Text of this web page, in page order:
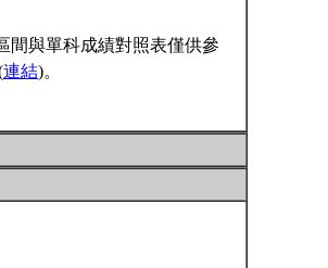
間與單科成績對照表僅供參
連結)。